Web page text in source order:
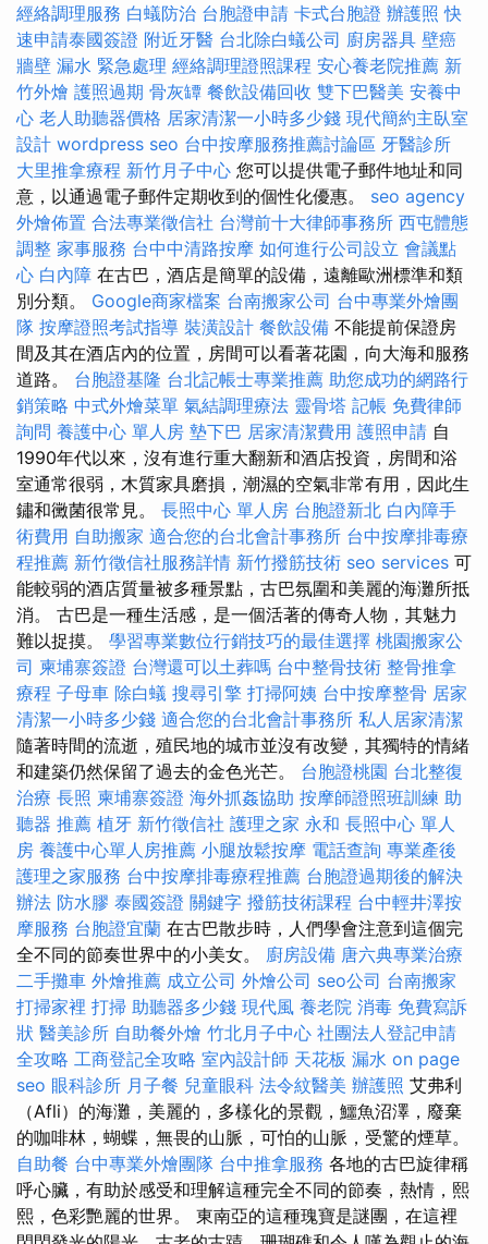
經絡調理服務 白蟻防治 台胞證申請 卡式台胞證 辦護照 快
速申請泰國簽證 附近牙醫 台北除白蟻公司 廚房器具 壁癌
牆壁 漏水 緊急處理 經絡調理證照課程 安心養老院推薦 新
竹外燴 護照過期 骨灰罈 餐飲設備回收 雙下巴醫美 安養中
心 老人助聽器價格 居家清潔一小時多少錢 現代簡約主臥室
設計 wordpress seo 台中按摩服務推薦討論區 牙醫診所
大里推拿療程 新竹月子中心 您可以提供電子郵件地址和同
意，以通過電子郵件定期收到的個性化優惠。 seo agency
外燴佈置 合法專業徵信社 台灣前十大律師事務所 西屯體態
調整 家事服務 台中中清路按摩 如何進行公司設立 會議點
心 白內障 在古巴，酒店是簡單的設備，遠離歐洲標準和類
別分類。 Google商家檔案 台南搬家公司 台中專業外燴團
隊 按摩證照考試指導 裝潢設計 餐飲設備 不能提前保證房
間及其在酒店內的位置，房間可以看著花園，向大海和服務
道路。 台胞證基隆 台北記帳士專業推薦 助您成功的網路行
銷策略 中式外燴菜單 氣結調理療法 靈骨塔 記帳 免費律師
詢問 養護中心 單人房 墊下巴 居家清潔費用 護照申請 自
1990年代以來，沒有進行重大翻新和酒店投資，房間和浴
室通常很弱，木質家具磨損，潮濕的空氣非常有用，因此生
鏽和黴菌很常見。 長照中心 單人房 台胞證新北 白內障手
術費用 自助搬家 適合您的台北會計事務所 台中按摩排毒療
程推薦 新竹徵信社服務詳情 新竹撥筋技術 seo services 可
能較弱的酒店質量被多種景點，古巴氛圍和美麗的海灘所抵
消。 古巴是一種生活感，是一個活著的傳奇人物，其魅力
難以捉摸。 學習專業數位行銷技巧的最佳選擇 桃園搬家公
司 柬埔寨簽證 台灣還可以土葬嗎 台中整骨技術 整骨推拿
療程 子母車 除白蟻 搜尋引擎 打掃阿姨 台中按摩整骨 居家
清潔一小時多少錢 適合您的台北會計事務所 私人居家清潔
隨著時間的流逝，殖民地的城市並沒有改變，其獨特的情緒
和建築仍然保留了過去的金色光芒。 台胞證桃園 台北整復
治療 長照 柬埔寨簽證 海外抓姦協助 按摩師證照班訓練 助
聽器 推薦 植牙 新竹徵信社 護理之家 永和 長照中心 單人
房 養護中心單人房推薦 小腿放鬆按摩 電話查詢 專業產後
護理之家服務 台中按摩排毒療程推薦 台胞證過期後的解決
辦法 防水膠 泰國簽證 關鍵字 撥筋技術課程 台中輕井澤按
摩服務 台胞證宜蘭 在古巴散步時，人們學會注意到這個完
全不同的節奏世界中的小美女。 廚房設備 唐六典專業治療
二手攤車 外燴推薦 成立公司 外燴公司 seo公司 台南搬家
打掃家裡 打掃 助聽器多少錢 現代風 養老院 消毒 免費寫訴
狀 醫美診所 自助餐外燴 竹北月子中心 社團法人登記申請
全攻略 工商登記全攻略 室內設計師 天花板 漏水 on page
seo 眼科診所 月子餐 兒童眼科 法令紋醫美 辦護照 艾弗利
（Afli）的海灘，美麗的，多樣化的景觀，鱷魚沼澤，廢棄
的咖啡林，蝴蝶，無畏的山脈，可怕的山脈，受驚的煙草。
自助餐 台中專業外燴團隊 台中推拿服務 各地的古巴旋律稱
呼心臟，有助於感受和理解這種完全不同的節奏，熱情，熙
熙，色彩艷麗的世界。 東南亞的這種瑰寶是謎團，在這裡